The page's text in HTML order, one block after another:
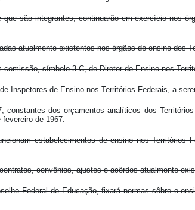
são integrantes, continuarão em exercício nos
atualmente existentes nos órgãos de ensino dos
símbolo 3-C, de Diretor do Ensino nos
Inspetores de Ensino nos Territórios Federais, a
dos orçamentos analíticos dos
de 1967.
estabelecimentos de ensino nos
convênios, ajustes e acôrdos atualmente
Federal de Educação, fixará normas sôbre o